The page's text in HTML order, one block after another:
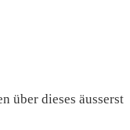
über dieses äusserst